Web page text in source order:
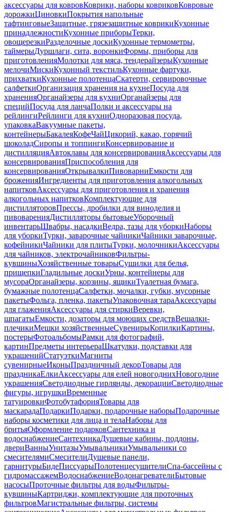
аксессуары для ковровКоврики, наборы ковриковКовровые
дорожкиЦиновкиПокрытия напольные
тафтинговыеЗащитные, грязезащитные коврикиКухонные
принадлежностиКухонные приборыТерки,
овощерезкиРазделочные доскиКухонные термометры,
таймерыДуршлаги, сита, воронкиФормы, приборы для
приготовленияМолотки для мяса, тендерайзерыКухонные
мелочиМискиКухонный текстильКухонные фартуки,
прихваткиКухонные полотенцаСкатерти, сервировочные
салфеткиОрганизация хранения на кухнеПосуда для
храненияОрганайзеры для кухниОрганайзеры для
специйПосуда для ланчаПолки и аксессуары на
рейлингиРейлинги для кухниОдноразовая посуда,
упаковкаВакуумные пакеты,
контейнерыБакалеяКофеЧайЦикорий, какао, горячий
шоколадСиропы и топпингиКонсервирование и
дистилляцияАвтоклавы для консервированияАксессуары для
консервированияПриспособления для
консервированияОткрывалкиПивоварниЕмкости для
броженияИнгредиенты для приготовления алкогольных
напитковАксессуары для приготовления и хранения
алкогольных напитковКомплектующие для
дистилляторовПрессы, дробилки для виноделия и
пивоваренияДистилляторы бытовыеУборочный
инвентарьШвабры, насадкиВедра, тазы для уборкиНаборы
для уборкиТурки, заварочные чайникиЧайники заварочные,
кофейникиЧайники для плитыТурки, молочникиАксессуары
для чайников, электрочайниковФильтры-
кувшиныХозяйственные товарыСушилки для белья,
прищепкиГладильные доскиУрны, контейнеры для
мусораОрганайзеры, корзины, ящикиТуалетная бумага,
бумажные полотенцаСалфетки, мочалки, губки, мусорные
пакетыФольга, пленка, пакетыУпаковочная тараАксессуары
для глаженияАксессуары для стиркиВеревки,
шпагатыЕмкости, дозаторы для моющих средствВешалки-
плечикиМешки хозяйственныеСувенирыКопилкиКартины,
постерыФотоальбомыРамки для фотографий,
картинПредметы интерьераШкатулки, подставки для
украшенийСтатуэткиМагниты
сувенирныеИконыПраздничный декорТовары для
праздникаЕлкиАксессуары для елей новогоднихНовогодние
украшенияСветодиодные гирлянды, декорацииСветодиодные
фигуры, игрушкиВременные
татуировкиФотобутафорияТовары для
маскарадаПодаркиПодарки, подарочные наборыПодарочные
наборы косметики для лица и телаНаборы для
бритьяОформление подарковСантехника и
водоснабжениеСантехникаДушевые кабины, поддоны,
двериВанныУнитазыУмывальникиУмывальники со
смесителямиСмесителиДушевые панели,
гарнитурыБидеПиссуарыПолотенцесушителиСпа-бассейны с
гидромассажемВодоснабжениеВодонагревателиБытовые
насосыПроточные фильтры для водыФильтры-
кувшиныКартриджи, комплектующие для проточных
фильтровМагистральные фильтры, системы